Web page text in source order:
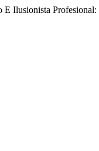
Ilusionista